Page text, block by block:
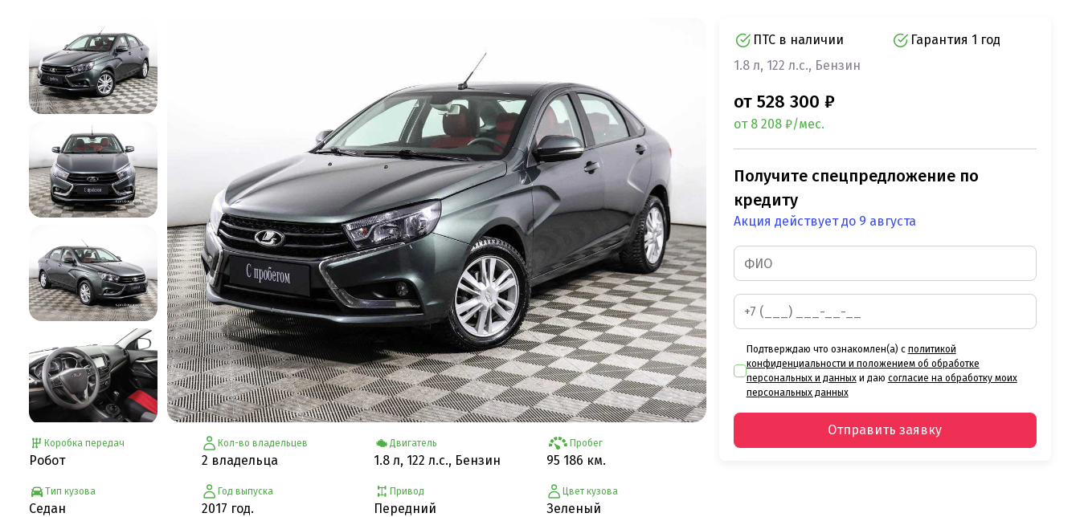
Коробка передач
Робот
Тип кузова
Седан
Кол-во владельцев
2 владельца
Год выпуска
2017 год.
Двигатель
1.8 л, 122 л.с., Бензин
Привод
Передний
Пробег
95 186 км.
Цвет кузова
Зеленый
ПТС в наличии
Гарантия 1 год
1.8 л, 122 л.с., Бензин
от 528 300 ₽
от 8 208 ₽/мес.
Получите спецпредложение по
кредиту
Акция действует до 9 августа
Подтверждаю что ознакомлен(а) с политикой
конфиденциальности и положением об обработке
персональных и данныхи даю согласие на обработку моих
персональных данных
Отправить заявку